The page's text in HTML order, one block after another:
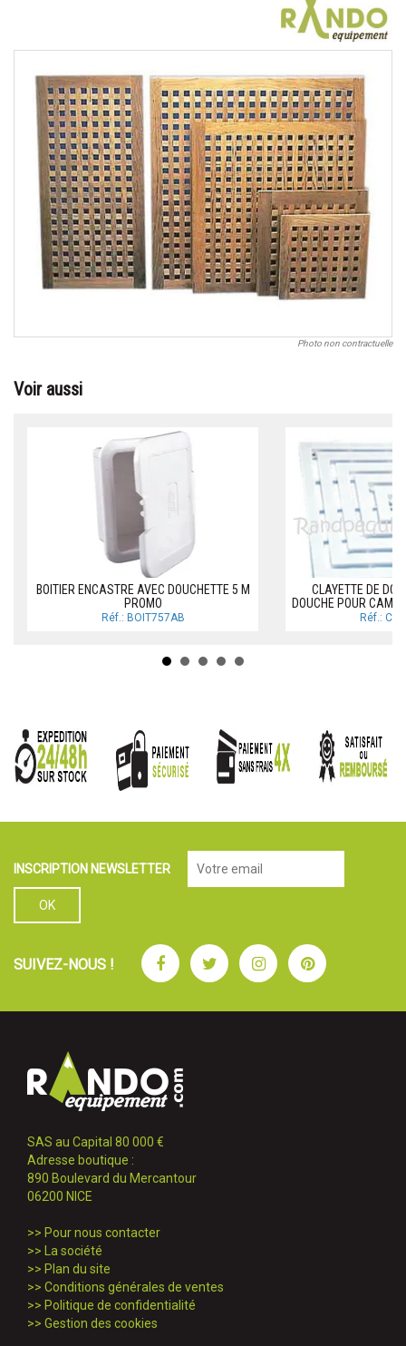
Photo non contractuelle
Voir aussi
BOITIER ENCASTRE AVEC DOUCHETTE 5 M
PROMO
Réf.: BOIT757AB
CLAYETTE DE
DOUCHE POUR
Réf.:
INSCRIPTION NEWSLETTER
SUIVEZ-NOUS ! FacebookTwitterInstagramPinterest
SAS au Capital 80 000 €
Adresse boutique :
890 Boulevard du Mercantour
06200 NICE
>> Pour nous contacter
>>
La société
>> Plan du site
>> Conditions générales de ventes
>> Politique de confidentialité
>> Gestion des cookies